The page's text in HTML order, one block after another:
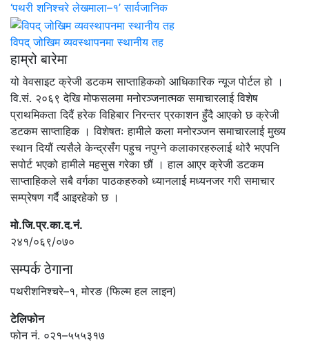
‘पथरी शनिश्चरे लेखमाला–१’ सार्वजानिक
विपद् जोखिम व्यवस्थापनमा स्थानीय तह
हाम्रो बारेमा
यो वेवसाइट क्रेजी डटकम साप्ताहिकको आधिकारिक न्यूज पोर्टल हो ।
वि.सं. २०६९ देखि मोफसलमा मनोरञ्जनात्मक समाचारलाई विशेष
प्राथमिकता दिदैं हरेक विहिबार निरन्तर प्रकाशन हुँदै आएको छ क्रेजी
डटकम साप्ताहिक । विशेषतः हामीले कला मनोरञ्जन समाचारलाई मुख्य
स्थान दियौं त्यसैले केन्द्रसँग पहुच नपुग्ने कलाकारहरुलाई थोरै भएपनि
सपोर्ट भएको हामीले महसुस गरेका छौं । हाल आएर क्रेजी डटकम
साप्ताहिकले सबै वर्गका पाठकहरुको ध्यानलाई मध्यनजर गरी समाचार
सम्प्रेषण गर्दै आइरहेको छ ।
मो.जि.प्र.का.द.नं.
२४१/०६९/०७०
सम्पर्क ठेगाना
पथरीशनिश्चरे–१, मोरङ (फिल्म हल लाइन)
टेलिफोन
फोन नं. ०२१–५५५३१७